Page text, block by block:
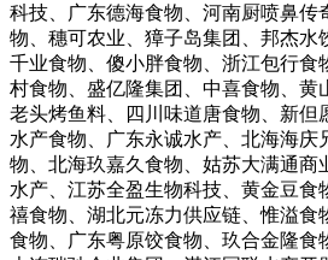
科技、广东德海食物、河南厨喷鼻传
物、穗可农业、獐子岛集团、邦杰水
千业食物、傻小胖食物、浙江包行食
村食物、盛亿隆集团、中喜食物、黄
老头烤鱼料、四川味道唐食物、新但
水产食物、广东永诚水产、北海海庆
物、北海玖嘉久食物、姑苏大满通商
水产、江苏全盈生物科技、黄金豆食
禧食物、湖北元冻力供应链、惟溢食
食物、广东粤原饺食物、玖合金隆食